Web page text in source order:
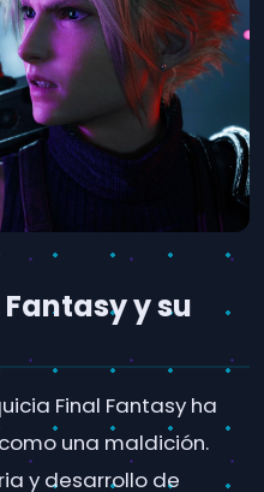
y su
Final Fantasy ha
una maldición.
y desarrollo de